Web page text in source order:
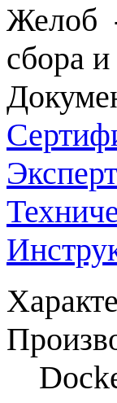
Желоб
сбора